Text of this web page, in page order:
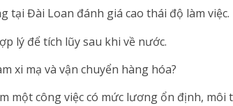
tại Đài Loan đánh giá cao thái độ làm việc.
lý để tích lũy sau khi về nước.
xi mạ và vận chuyển hàng hóa?
một công việc có mức lương ổn định,